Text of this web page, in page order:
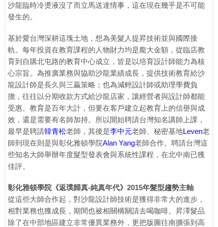
沙龍臨時冷燙液沒了而立馬送達情事，這在現在幾乎是不可能
發生的。
基於愛台灣深耕這塊土地，想為美髮人提昇技術並與國際接
軌。每年投資在教育課程的人物財力均是龐大金額，從臨店教
育到自購北屯路的教育中心成立，皆是以培育設計師能力為核
心宗旨。為推廣業務與協助沙龍業績成長，提供技術教育給沙
龍設計師是長久與三贏策略；也為減輕設計師或助理學費負
擔，往往以分期收款方式給沙龍店家，讓經營者與設計師都能
受惠。教育是百年大計，但要在客戶建立起教育上的信譽與成
效，還是需要有名師加持。所以開始聘請台灣知名講師上課，
最早是聘請韓青松老師，其後是李中元老師、秘密基地Leven老
師到現在則是與彰化雅頓學院Alan Yang老師合作。聘請台灣這
些知名大師舉辦年度髮型發表會與系統性課程，在北中南已獲
佳評。
彰化雅頓學院《返璞歸真-純真年代》2015年髮型趨勢主軸
從這些大師合作起，對沙龍設計師技術是獲得非常大的進步，
相對業務也獲成長，期間也被相關構關請去喝咖啡。昇澤髮品
除了在中部地區建立非常優異業務外，更把版圖往南擴張到高